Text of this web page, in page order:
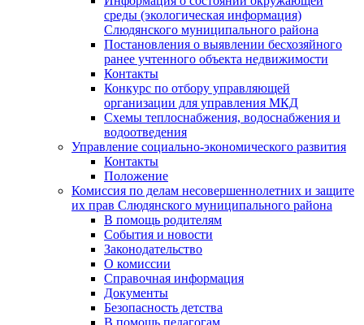
среды (экологическая информация)
Слюдянского муниципального района
Постановления о выявлении бесхозяйного
ранее учтенного объекта недвижимости
Контакты
Конкурс по отбору управляющей
организации для управления МКД
Схемы теплоснабжения, водоснабжения и
водоотведения
Управление социально-экономического развития
Контакты
Положение
Комиссия по делам несовершеннолетних и защите
их прав Слюдянского муниципального района
В помощь родителям
События и новости
Законодательство
О комиссии
Справочная информация
Документы
Безопасность детства
В помощь педагогам